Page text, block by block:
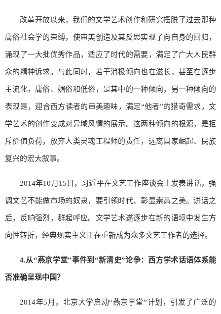
改革开放以来，我们的文学艺术创作和研究摆脱了过去那种
庸俗社会学的束缚，使审美创造及其反思实现了向自身的回归，
涌现了一大批优秀作品，适应了时代的需要，满足了广大人民群
众的精神诉求。与此同时，若干消极倾向也在滋长，甚至在逐步
主流化，庸俗、媚俗和低俗，是其中的一种倾向，另一种倾向的
表现是，迎合西方读者的审美趣味，满足“他者”的猎奇需求，文
学艺术的创作变成对异域风情的展示。这两种倾向的根源，是拒
斥价值负荷，放弃人类灵魂工程师的责任，远离国家崛起、民族
复兴的宏大叙事。
2014年10月15日，习近平在文艺工作座谈会上发表讲话，强
调文艺不能做市场的奴隶，要引领时代、彰显崇高之美。讲话之
后，反响强烈，群起呼应。文学艺术遂逐步在新的语境中发生方
向性转折，经典现实主义正在重新成为众多文艺工作者的选择。
4.从“燕京学堂”事件到“新清史”论争：西方学术话语体系能
否准确呈现中国？
2014年5月，北京大学启动“燕京学堂”计划，引发了广泛的